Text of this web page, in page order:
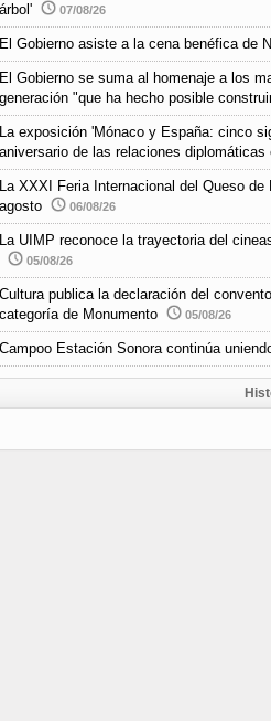
árbol'
07/08/26
El Gobierno asiste a la cena benéfica de
El Gobierno se suma al homenaje a los
generación "que ha hecho posible
La exposición 'Mónaco y España: cinco
aniversario de las relaciones
La XXXI Feria Internacional del Queso
agosto
06/08/26
La UIMP reconoce la trayectoria del
05/08/26
Cultura publica la declaración del
categoría de Monumento
05/08/26
Campoo Estación Sonora continúa